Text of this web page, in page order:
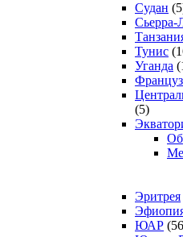
Судан
Сьерра-
Тунис
Уганда
(5)
Эритрея
ЮАР